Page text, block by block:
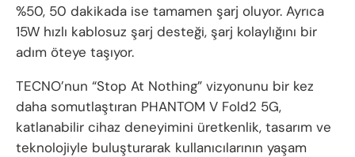
%50, 50 dakikada ise tamamen şarj oluyor. Ayrıca
15W hızlı kablosuz şarj desteği, şarj kolaylığını bir
adım öteye taşıyor.
TECNO’nun “Stop At Nothing” vizyonunu bir kez
daha somutlaştıran PHANTOM V Fold2 5G,
katlanabilir cihaz deneyimini üretkenlik, tasarım ve
teknolojiyle buluşturarak kullanıcılarının yaşam